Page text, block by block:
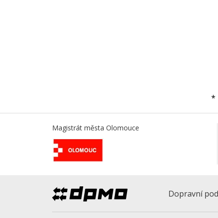
*
Magistrát města Olomouce
Dopravní